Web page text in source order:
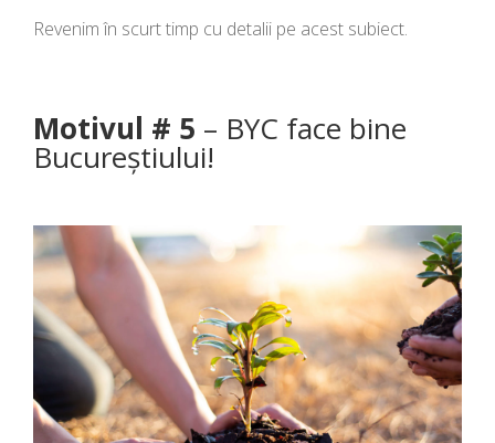
Revenim în scurt timp cu detalii pe acest subiect.
Motivul # 5 – BYC face bine
Bucureștiului!